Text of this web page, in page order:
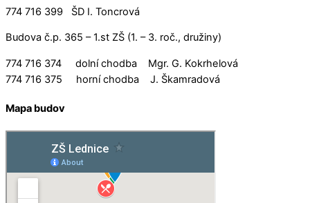
774 716 399 ŠD I. Toncrová
Budova č.p. 365 – 1.st ZŠ (1. – 3. roč., družiny)
774 716 374 dolní chodba Mgr. G. Kokrhelová
774 716 375 horní chodba J. Škamradová
Mapa budov